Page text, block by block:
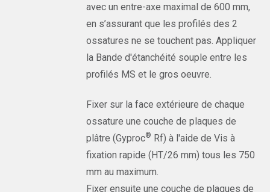
avec un entre-axe maximal de 600 mm,
en s’assurant que les profilés des 2
ossatures ne se touchent pas. Appliquer
la Bande d'étanchéité souple entre les
profilés MS et le gros oeuvre.
Fixer sur la face extérieure de chaque
ossature une couche de plaques de
plâtre (Gyproc® Rf) à l'aide de Vis à
fixation rapide (HT/26 mm) tous les 750
mm au maximum.
Fixer ensuite une couche de plaques de